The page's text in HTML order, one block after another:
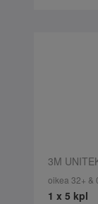
3M
oikea 32+ &
1 x 5 kpl